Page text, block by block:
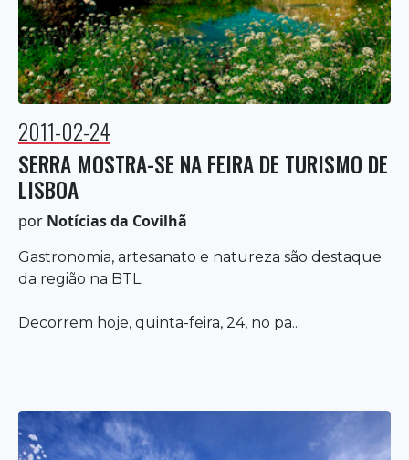
2011-02-24
SERRA MOSTRA-SE NA FEIRA DE TURISMO DE
LISBOA
por Notícias da Covilhã
Gastronomia, artesanato e natureza são destaque
da região na BTL
Decorrem hoje, quinta-feira, 24, no pa...